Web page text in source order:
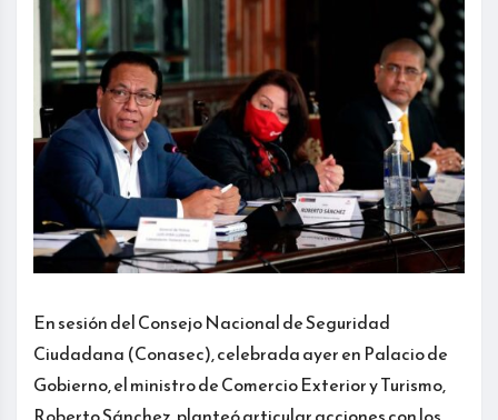
En sesión del Consejo Nacional de Seguridad
Ciudadana (Conasec), celebrada ayer en Palacio de
Gobierno, el ministro de Comercio Exterior y Turismo,